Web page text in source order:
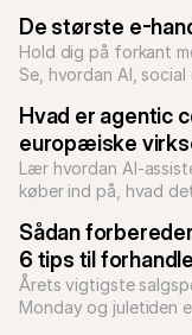
De største e-
Hold dig på forkant
Se, hvordan AI,
Hvad er agentic
europæiske
Lær hvordan AI-
køber ind på, hvad
Sådan
6 tips til
Årets vigtigste
Monday og juletiden